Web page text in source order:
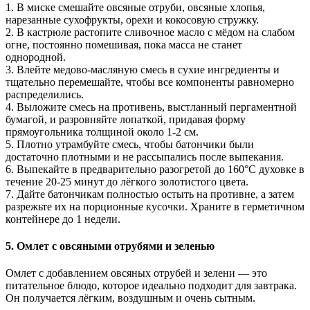
1. В миске смешайте овсяные отруби, овсяные хлопья,
нарезанные сухофрукты, орехи и кокосовую стружку.
2. В кастрюле растопите сливочное масло с мёдом на слабом
огне, постоянно помешивая, пока масса не станет
однородной.
3. Влейте медово-масляную смесь в сухие ингредиенты и
тщательно перемешайте, чтобы все компоненты равномерно
распределились.
4. Выложите смесь на противень, выстланный пергаментной
бумагой, и разровняйте лопаткой, придавая форму
прямоугольника толщиной около 1-2 см.
5. Плотно утрамбуйте смесь, чтобы батончики были
достаточно плотными и не рассыпались после выпекания.
6. Выпекайте в предварительно разогретой до 160°C духовке в
течение 20-25 минут до лёгкого золотистого цвета.
7. Дайте батончикам полностью остыть на противне, а затем
разрежьте их на порционные кусочки. Храните в герметичном
контейнере до 1 недели.
5. Омлет с овсяными отрубями и зеленью
Омлет с добавлением овсяных отрубей и зелени — это
питательное блюдо, которое идеально подходит для завтрака.
Он получается лёгким, воздушным и очень сытным.